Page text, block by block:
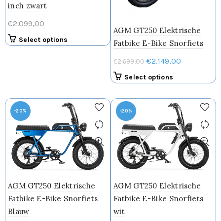
inch zwart
€2.099,00
Select options
optie
kan
gekozen
worden
op
de
productpagina
AGM GT250 Elektrische
Fatbike E-Bike Snorfiets
€2.699,00 Oorspronkelijke
prijs
was:
€2.699,00.
€2.149,00
is:
€2.149,00.
Select options
-20%
AGM GT250 Elektrische
Fatbike E-Bike Snorfiets
Blauw
-20%
AGM GT250 Elektrische
Fatbike E-Bike Snorfiets
wit